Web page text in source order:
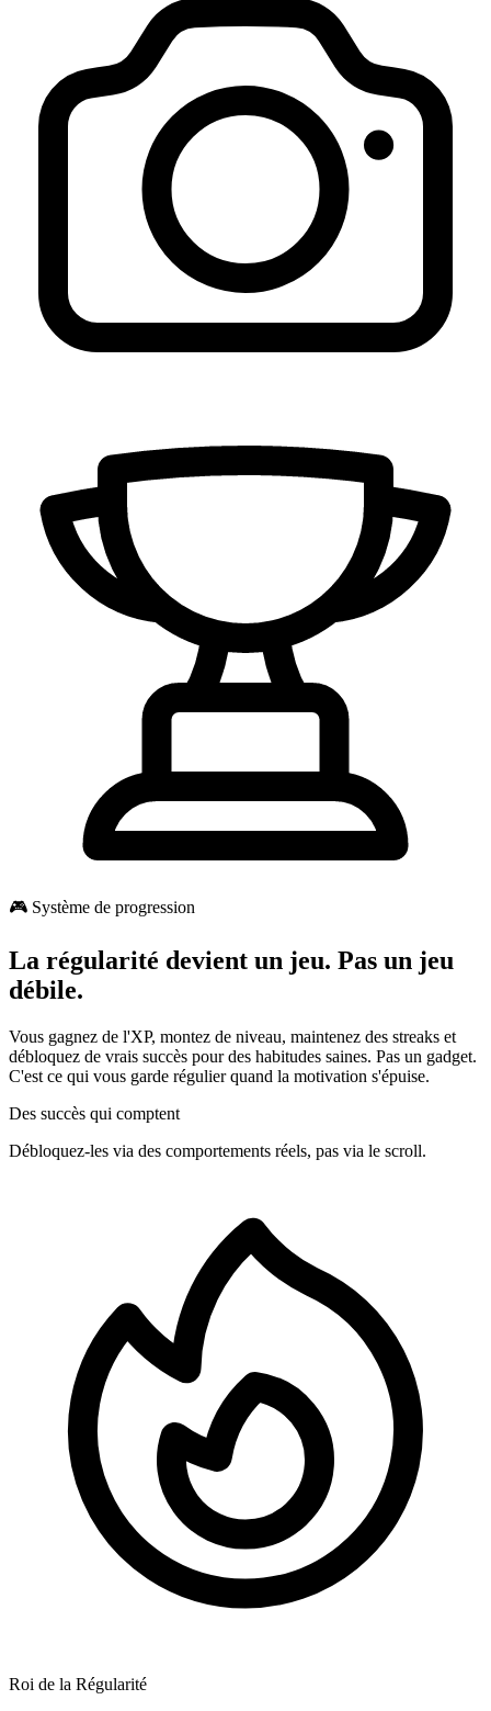
🎮 Système de progression
La régularité devient un jeu. Pas un jeu
débile.
Vous gagnez de l'XP, montez de niveau, maintenez des streaks et
débloquez de vrais succès pour des habitudes saines. Pas un gadget.
C'est ce qui vous garde régulier quand la motivation s'épuise.
Des succès qui comptent
Débloquez-les via des comportements réels, pas via le scroll.
Roi de la Régularité